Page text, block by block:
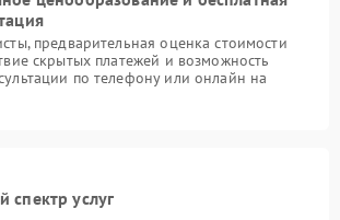
предварительная оценка стоимости
скрытых платежей и возможность
по телефону или онлайн на
спектр услуг